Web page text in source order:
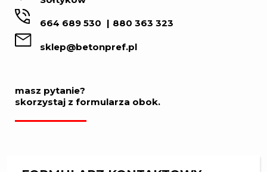
664 689 530 880 363 323
sklep@betonpref.pl
masz pytanie?
skorzystaj z formularza obok.